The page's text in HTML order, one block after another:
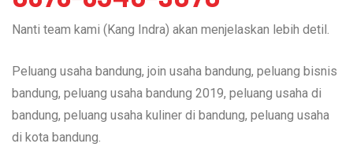
Nanti team kami (Kang Indra) akan menjelaskan lebih detil.
Peluang usaha bandung, join usaha bandung, peluang bisnis
bandung, peluang usaha bandung 2019, peluang usaha di
bandung, peluang usaha kuliner di bandung, peluang usaha
di kota bandung.